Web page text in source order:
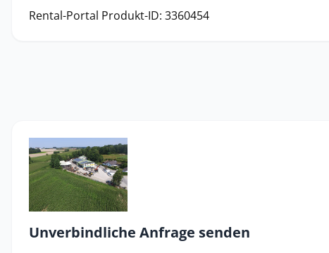
Rental-Portal Produkt-ID: 3360454
Unverbindliche Anfrage senden